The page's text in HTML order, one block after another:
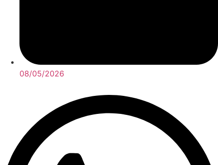
08/05/2026